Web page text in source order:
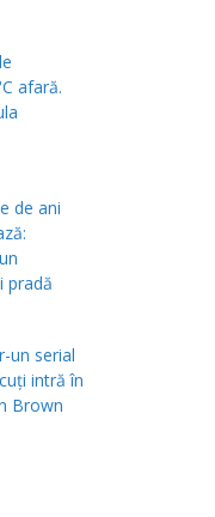
afară.
de ani
pradă
un serial
intră în
Brown